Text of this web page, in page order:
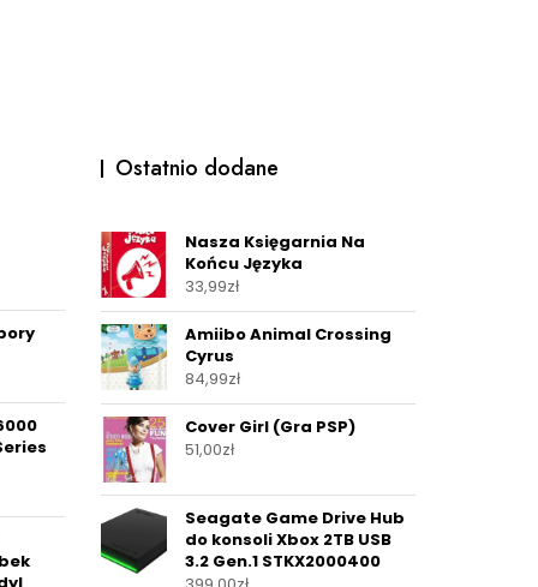
Ostatnio dodane
Nasza Księgarnia Na
Końcu Języka
33,99zł
Amiibo Animal Crossing
Cyrus
84,99zł
Cover Girl (Gra PSP)
51,00zł
Seagate Game Drive Hub
do konsoli Xbox 2TB USB
3.2 Gen.1 STKX2000400